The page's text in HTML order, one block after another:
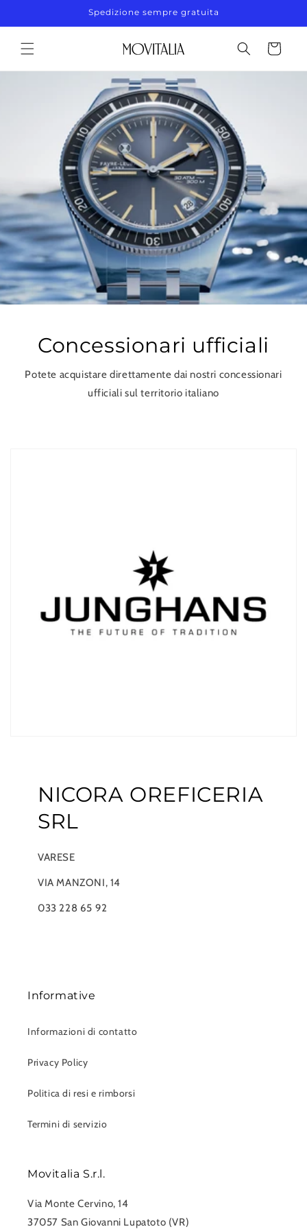
ai contenuti
Spedizione sempre gratuita
Carrello
Concessionari ufficiali
Potete acquistare direttamente dai nostri concessionari
ufficiali sul territorio italiano
NICORA OREFICERIA
SRL
VARESE
VIA MANZONI, 14
033 228 65 92
Informative
Informazioni di contatto
Privacy Policy
Politica di resi e rimborsi
Termini di servizio
Movitalia S.r.l.
Via Monte Cervino, 14
37057 San Giovanni Lupatoto (VR)